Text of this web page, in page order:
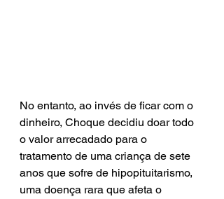
No entanto, ao invés de ficar com o
dinheiro, Choque decidiu doar todo
o valor arrecadado para o
tratamento de uma criança de sete
anos que sofre de hipopituitarismo,
uma doença rara que afeta o